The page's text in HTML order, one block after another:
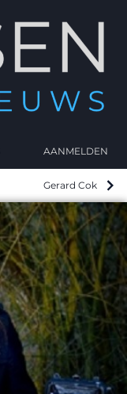
AANMELDEN
Gerard Cok